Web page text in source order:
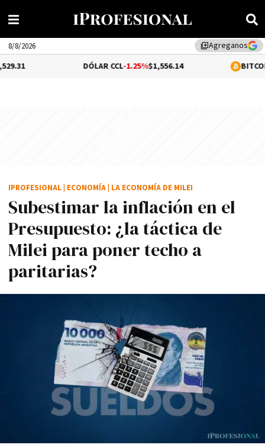
library_addAgreganos
8/8/2026
-1.25%$1,556.14 -0.02%
Subestimar la inflación en el
Presupuesto: ¿la táctica de
Milei para poner techo a
paritarias?
IPROFESIONAL ECONOMÍA LA ECONOMÍA DE MILEI